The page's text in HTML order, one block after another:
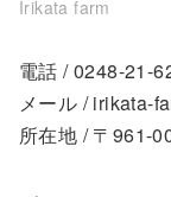
電話 /0248-21-
メール /irikata-
所在地 / 〒961-